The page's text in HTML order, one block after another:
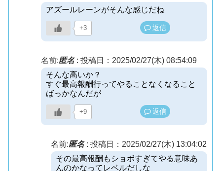
アズールレーンがそんな感じだね
+3 返信
名前:匿名: 投稿日：2025/02/27(木) 08:54:09
そんな高いか？
すぐ最高報酬行ってやることなくなること
ばっかなんだが
+9 返信
名前:匿名: 投稿日：2025/02/27(木) 13:04:02
その最高報酬もショボすぎてやる意味あ
んのかなってレベルだしな